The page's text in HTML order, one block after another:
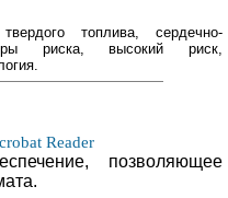
топлива, сердечно-
риска, высокий риск,
Reader
позволяющее